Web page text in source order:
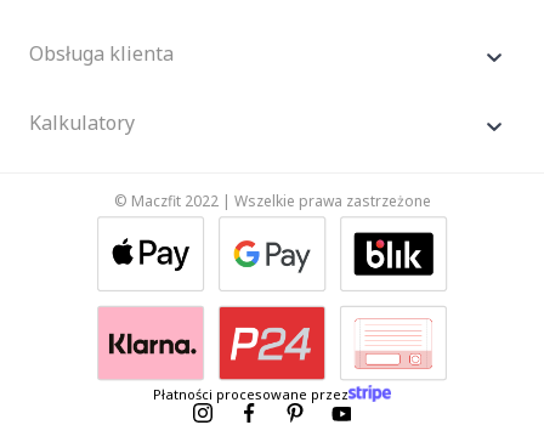
Obsługa klienta
Kalkulatory
© Maczfit 2022 | Wszelkie prawa zastrzeżone
Płatności procesowane przez